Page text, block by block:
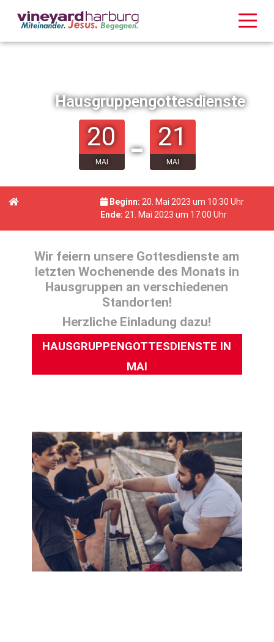
Hausgruppengottesdienste
20
MAI - 21
MAI
Beginn: 20. Mai 2023 um 10:30 Uhr
Ende: 21. Mai 2023 um 17:00 Uhr
Wir feiern unsere Gottesdienste am
letzten Wochenende des Monats in
Hausgruppen an verschiedenen
Standorten!
Herzliche Einladung dazu!
HAUSGRUPPENGOTTESDIENSTE IN
MAI